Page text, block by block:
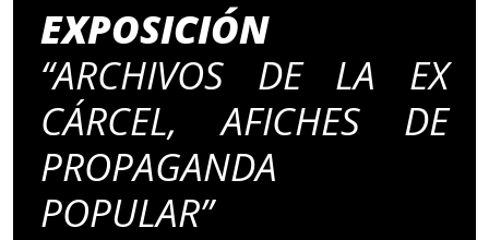
EXPOSICIÓN
“ARCHIVOS DE LA EX
CÁRCEL, AFICHES DE
PROPAGANDA
POPULAR”